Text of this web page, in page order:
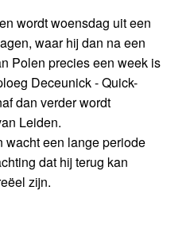
wordt woensdag uit een
waar hij dan na een
Polen precies een week is
Deceunick - Quick-
dan verder wordt
Leiden.
wacht een lange periode
dat hij terug kan
zijn.